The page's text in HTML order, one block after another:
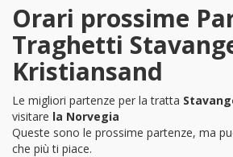
Orari prossime
Traghetti
Kristiansand
Le migliori partenze per la tratta
visitare la Norvegia
Queste sono le prossime partenze, ma
che più ti piace.